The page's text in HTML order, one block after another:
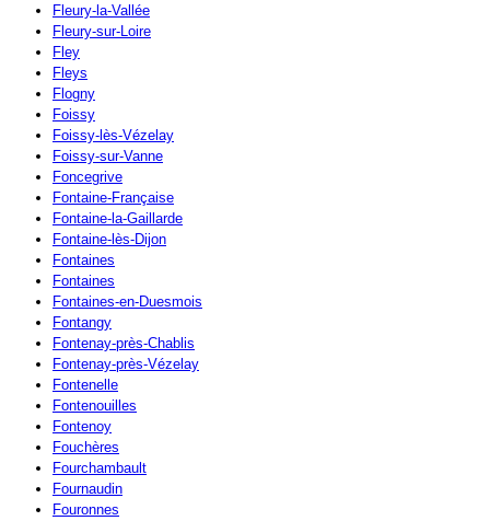
Fleury-la-Vallée
Fleury-sur-Loire
Fley
Fleys
Flogny
Foissy
Foissy-lès-Vézelay
Foissy-sur-Vanne
Foncegrive
Fontaine-Française
Fontaine-la-Gaillarde
Fontaine-lès-Dijon
Fontaines
Fontaines
Fontaines-en-Duesmois
Fontangy
Fontenay-près-Chablis
Fontenay-près-Vézelay
Fontenelle
Fontenouilles
Fontenoy
Fouchères
Fourchambault
Fournaudin
Fouronnes